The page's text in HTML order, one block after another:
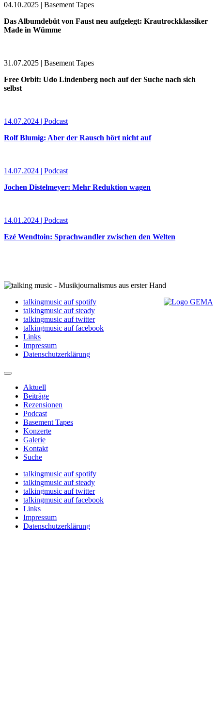
04.10.2025 | Basement Tapes
Das Albumdebüt von Faust neu aufgelegt: Krautrockklassiker
Made in Wümme
31.07.2025 | Basement Tapes
Free Orbit: Udo Lindenberg noch auf der Suche nach sich
selbst
14.07.2024 | Podcast
Rolf Blumig: Aber der Rausch hört nicht auf
14.07.2024 | Podcast
Jochen Distelmeyer: Mehr Reduktion wagen
14.01.2024 | Podcast
Ezé Wendtoin: Sprachwandler zwischen den Welten
talkingmusic auf spotify
talkingmusic auf steady
talkingmusic auf twitter
talkingmusic auf facebook
Links
Impressum
Datenschutzerklärung
Aktuell
Beiträge
Rezensionen
Podcast
Basement Tapes
Konzerte
Galerie
Kontakt
Suche
talkingmusic auf spotify
talkingmusic auf steady
talkingmusic auf twitter
talkingmusic auf facebook
Links
Impressum
Datenschutzerklärung